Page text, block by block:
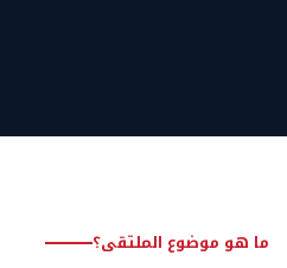
ما هو موضوع الملتقى؟